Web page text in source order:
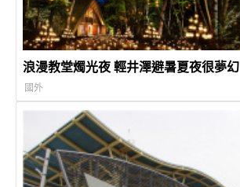
浪漫教堂燭光夜 輕井澤避暑夏夜很夢幻
國外